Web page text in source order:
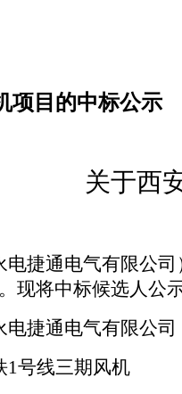
项目的中标公示
关于西
电捷通电气有限公司
现将中标候选人公
电捷通电气有限公司
1号线三期风机